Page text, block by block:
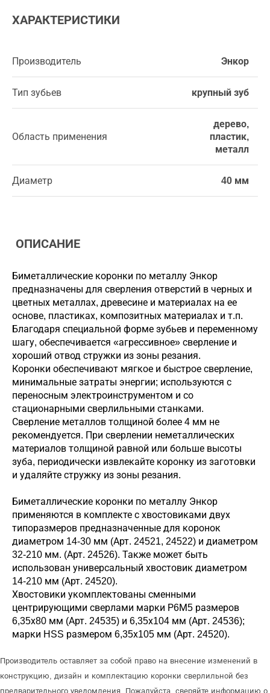
ХАРАКТЕРИСТИКИ
Производитель Энкор
Тип зубьев крупный зуб
Область применения
дерево,
пластик,
металл
Диаметр 40 мм
ОПИСАНИЕ
Биметаллические коронки по металлу Энкор
предназначены для сверления отверстий в черных и
цветных металлах, древесине и материалах на ее
основе, пластиках, композитных материалах и т.п.
Благодаря специальной форме зубьев и переменному
шагу, обеспечивается «агрессивное» сверление и
хороший отвод стружки из зоны резания.
Коронки обеспечивают мягкое и быстрое сверление,
минимальные затраты энергии; используются с
переносным электроинструментом и со
стационарными сверлильными станками.
Сверление металлов толщиной более 4 мм не
рекомендуется. При сверлении неметаллических
материалов толщиной равной или больше высоты
зуба, периодически извлекайте коронку из заготовки
и удаляйте стружку из зоны резания.
Биметаллические коронки по металлу Энкор
применяются в комплекте с хвостовиками двух
типоразмеров предназначенные для коронок
диаметром 14-30 мм (Арт. 24521, 24522) и диаметром
32-210 мм. (Арт. 24526). Также может быть
использован универсальный хвостовик диаметром
14-210 мм (Арт. 24520).
Хвостовики укомплектованы сменными
центрирующими сверлами марки Р6М5 размеров
6,35х80 мм (Арт. 24535) и 6,35х104 мм (Арт. 24536);
марки HSS размером 6,35х105 мм (Арт. 24520).
Производитель оставляет за собой право на внесение изменений в
конструкцию, дизайн и комплектацию коронки сверлильной без
предварительного уведомления. Пожалуйста, сверяйте информацию о